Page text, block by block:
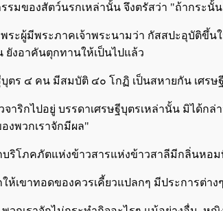
รมของสัตว์นรกเหล่านั้น จึงตรัสว่า "ถ้ากระ
ะผู้มีพระภาคเจ้าพระนามว่า กัสสปะอุบัติขึ้
ยังอาคันตุกทานให้เป็นไปแล้ว
ตร ๔ คน มีสมบัติ ๔๐ โกฏิ เป็นสหายกัน เศร
จาริกไปอยู่ บรรดาเศรษฐีบุตรเหล่านั้น มิได้
งพวกเราจักมีผล"
ริโภคภัตแห่งข้าวสารแห่งข้าวสาลีมีกลิ่นหอม
ห้เขาทอดของควรเคี้ยวแปลกๆ มีประการต่าง